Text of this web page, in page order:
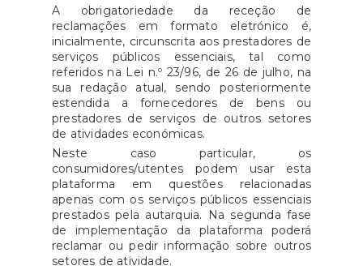
A obrigatoriedade da receção de
reclamações em formato eletrónico é,
inicialmente, circunscrita aos prestadores de
serviços públicos essenciais, tal como
referidos na Lei n.º 23/96, de 26 de julho, na
sua redação atual, sendo posteriormente
estendida a fornecedores de bens ou
prestadores de serviços de outros setores
de atividades económicas.
Neste caso particular, os
consumidores/utentes podem usar esta
plataforma em questões relacionadas
apenas com os serviços públicos essenciais
prestados pela autarquia. Na segunda fase
de implementação da plataforma poderá
reclamar ou pedir informação sobre outros
setores de atividade.